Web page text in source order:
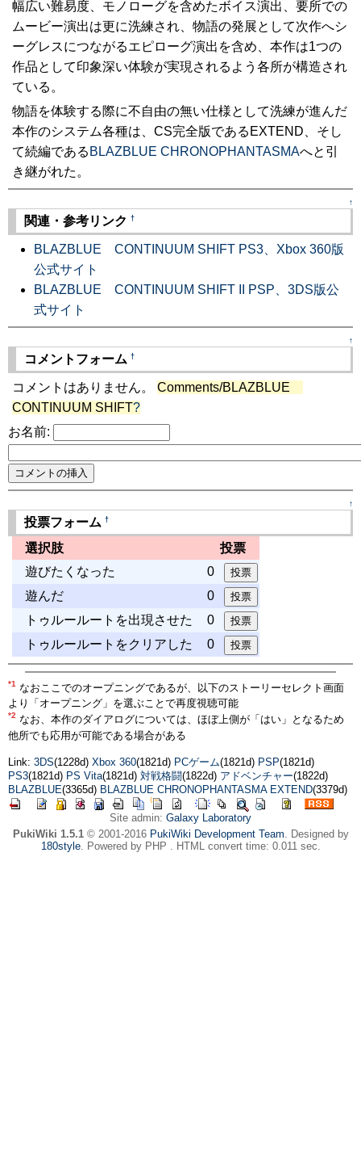
幅広い難易度、モノローグを含めたボイス演出、要所での
ムービー演出は更に洗練され、物語の発展として次作へシ
ーグレスにつながるエピローグ演出を含め、本作は1つの
作品として印象深い体験が実現されるよう各所が構造され
ている。
物語を体験する際に不自由の無い仕様として洗練が進んだ
本作のシステム各種は、CS完全版であるEXTEND、そし
て続編である BLAZBLUE CHRONOPHANTASMAへと引
き継がれた。
↑
関連・参考リンク †
BLAZBLUE CONTINUUM SHIFT PS3、Xbox 360版
公式サイト
BLAZBLUE CONTINUUM SHIFT II PSP、3DS版公
式サイト
↑
コメントフォーム †
コメントはありません。 Comments/BLAZBLUE
CONTINUUM SHIFT?
お名前:
↑
投票フォーム †
選択肢
投票
遊びたくなった
0
遊んだ
0
トゥルールートを出現させた
0
トゥルールートをクリアした
0
*1 なおここでのオープニングであるが、以下のストーリーセレクト画面
より「オープニング」を選ぶことで再度視聴可能
*2 なお、本作のダイアログについては、ほぼ上側が「はい」となるため
他所でも応用が可能である場合がある
Link: 3DS(1228d) Xbox 360(1821d) PCゲーム(1821d) PSP(1821d)
PS3(1821d) PS Vita(1821d) 対戦格闘(1822d) アドベンチャー(1822d)
BLAZBLUE(3365d) BLAZBLUE CHRONOPHANTASMA EXTEND(3379d)
Site admin: Galaxy Laboratory
PukiWiki 1.5.1© 2001-2016 PukiWiki Development Team . Designed by
180style. Powered by PHP . HTML convert time: 0.011 sec.